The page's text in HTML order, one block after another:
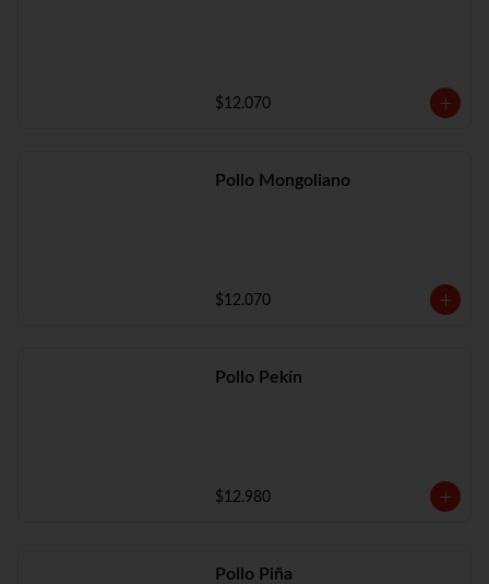
$12.070
Pollo Mongoliano
$12.070
Pollo Pekín
$12.980
Pollo Piña